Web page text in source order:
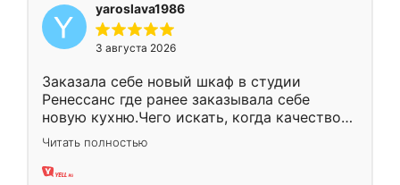
yaroslava1986
3 августа 2026
Заказала себе новый шкаф в студии
Ренессанс где ранее заказывала себе
новую кухню.Чего искать, когда качеством
вполне довольна. Служит кухня уже почти
два года, нареканий нет.
Читать полностью